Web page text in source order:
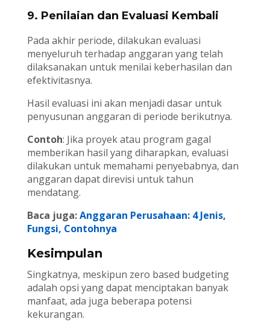
9. Penilaian dan Evaluasi Kembali
Pada akhir periode, dilakukan evaluasi
menyeluruh terhadap anggaran yang telah
dilaksanakan untuk menilai keberhasilan dan
efektivitasnya.
Hasil evaluasi ini akan menjadi dasar untuk
penyusunan anggaran di periode berikutnya.
Contoh: Jika proyek atau program gagal
memberikan hasil yang diharapkan, evaluasi
dilakukan untuk memahami penyebabnya, dan
anggaran dapat direvisi untuk tahun
mendatang.
Baca juga:Anggaran Perusahaan: 4 Jenis,
Fungsi, Contohnya
Kesimpulan
Singkatnya, meskipun zero based budgeting
adalah opsi yang dapat menciptakan banyak
manfaat, ada juga beberapa potensi
kekurangan.